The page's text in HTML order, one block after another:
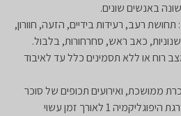
באנשים שונים.
רעב, רעידות בידיים, הזעה, חוורון,
כאב ראש, סחרחורות, בלבול.
רוח או ללא תסמינים כלל עד לאיבוד
ממושכת, ואירועים תכופים של סוכר
גבולי , או המצאות במצב של דרגת היפוגליקמיה 1 לאורך זמן עשוי